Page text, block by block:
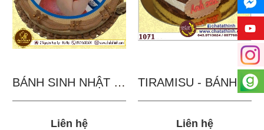
BÁNH SINH NHẬT IN...
Liên hệ
TIRAMISU - BÁNH TẶNG...
Liên hệ